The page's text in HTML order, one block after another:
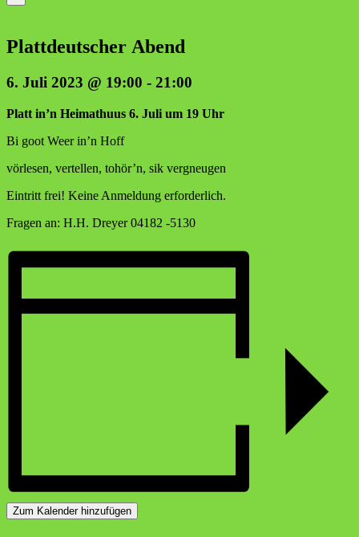
Platt­deut­scher Abend
6. Juli 2023 @ 19:00 - 21:00
Platt in’n Hei­mat­hu­us 6. Juli um 19 Uhr
Bi goot Weer in’n Hoff
vör­le­sen, ver­tel­len, tohör’n, sik vergneugen
Ein­tritt frei! Kei­ne Anmel­dung erforderlich.
Fra­gen an: H.H. Drey­er 04182 ‑5130
Zum Kalender hinzufügen